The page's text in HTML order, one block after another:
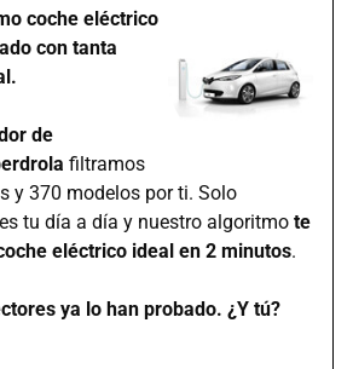
coche eléctrico
con tanta
de
filtramos
y 370 modelos por ti. Solo
tu día a día y nuestro algoritmo te
eléctrico ideal en 2 minutos.
ya lo han probado. ¿Y tú?